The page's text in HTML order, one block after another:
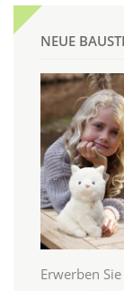
NEUE
Erwerben